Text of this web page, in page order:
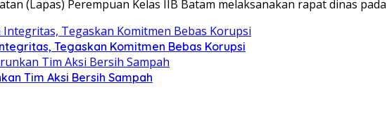
(Lapas) Perempuan Kelas IIB Batam melaksanakan rapat dinas
Tegaskan Komitmen Bebas Korupsi
Tim Aksi Bersih Sampah